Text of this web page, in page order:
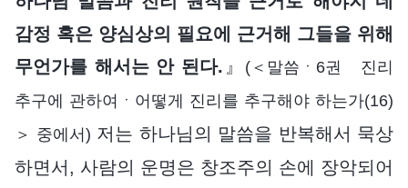
감정 혹은 양심상의 필요에 근거해 그들을 위해
무언가를 해서는 안 된다. 』
(＜말씀ㆍ6권 진리
추구에 관하여ㆍ어떻게 진리를 추구해야 하는가(16)
＞ 중에서) 저는 하나님의 말씀을 반복해서 묵상
하면서, 사람의 운명은 창조주의 손에 장악되어